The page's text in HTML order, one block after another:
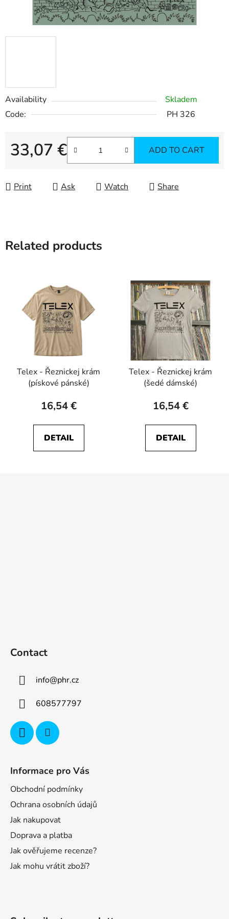
Availability
Skladem
Code:
PH 326
33,07 € ADD TO CART
Print Ask Watch Share
Related products
Telex - Řeznickej krám
(pískové pánské)
16,54 €
DETAIL
Telex - Řeznickej krám
(šedé dámské)
16,54 €
DETAIL
Contact
info@phr.cz
608577797
Informace pro Vás
Obchodní podmínky
Ochrana osobních údajů
Jak nakupovat
Doprava a platba
Jak ověřujeme recenze?
Jak mohu vrátit zboží?